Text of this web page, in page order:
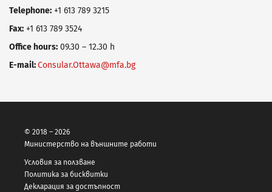
Telephone: +1 613 789 3215
Fax: +1 613 789 3524
Office hours: 09.30 – 12.30 h
E-mail:Consular.Ottawa@mfa.bg
© 2018 – 2026
Министерство на външните работи
Условия за ползване
Политика за бисквитки
Декларация за достъпност